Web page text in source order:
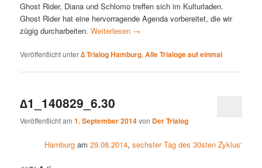
Ghost Rider, Diana und Schlomo treffen sich im Kulturladen.
Ghost Rider hat eine hervorragende Agenda vorbereitet, die wir
zügig durcharbeiten.Weiterlesen →
Veröffentlicht unter∆ Trialog Hamburg,Alle Trialoge auf einmal
∆1_140829_6.30
Veröffentlicht am1. September 2014von Der Trialog
Hamburgam 29.08.2014, sechster Tag des 30sten Zyklus‘